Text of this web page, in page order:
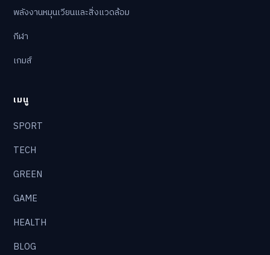
พลังงานหมุนเวียนและสิ่งแวดล้อม
กีฬา
เกมส์
เมนู
SPORT
TECH
GREEN
GAME
HEALTH
BLOG